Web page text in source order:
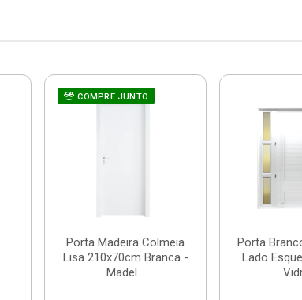
COMPRE JUNTO
Porta Madeira Colmeia
Lisa 210x70cm Branca -
Madel...
Porta
Lado